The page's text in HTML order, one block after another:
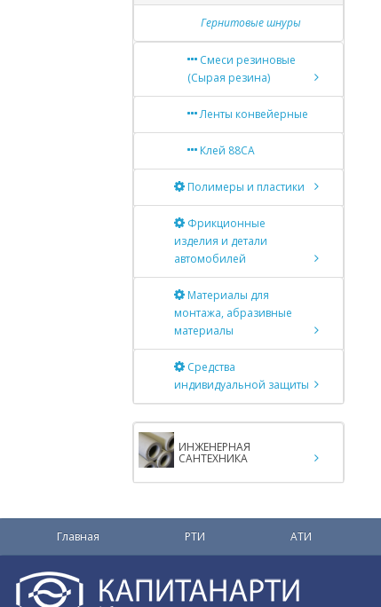
Гернитовые шнуры
Смеси резиновые
(Сырая резина)
Ленты конвейерные
Клей 88СА
Полимеры и пластики
Фрикционные
изделия и детали
автомобилей
Материалы для
монтажа, абразивные
материалы
Средства
индивидуальной защиты
ИНЖЕНЕРНАЯ
САНТЕХНИКА
Главная РТИ АТИ